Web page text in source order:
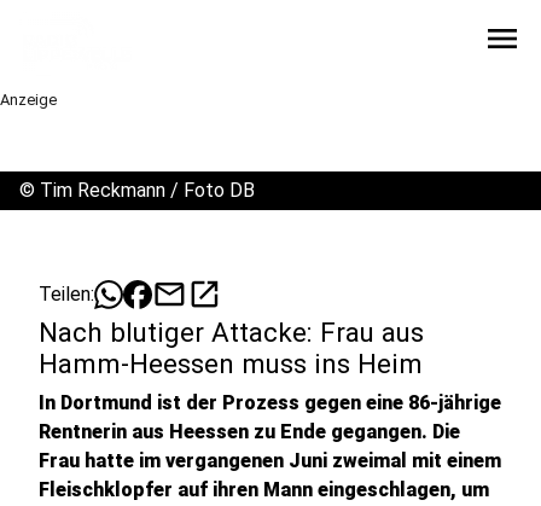
menu
Anzeige
© Tim Reckmann / Foto DB
Teilen: mailopen_in_new
Nach blutiger Attacke: Frau aus
Hamm-Heessen muss ins Heim
In Dortmund ist der Prozess gegen eine 86-jährige
Rentnerin aus Heessen zu Ende gegangen. Die
Frau hatte im vergangenen Juni zweimal mit einem
Fleischklopfer auf ihren Mann eingeschlagen, um